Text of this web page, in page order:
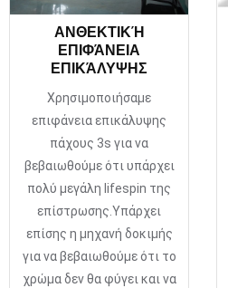
ΑΝΘΕΚΤΙΚΉ
ΕΠΙΦΆΝΕΙΑ
ΕΠΙΚΆΛΥΨΗΣ
Χρησιμοποιήσαμε
επιφάνεια επικάλυψης
πάχους 3s για να
βεβαιωθούμε ότι υπάρχει
πολύ μεγάλη lifespin της
επίστρωσης.Υπάρχει
επίσης η μηχανή δοκιμής
για να βεβαιωθούμε ότι το
χρώμα δεν θα φύγει και να